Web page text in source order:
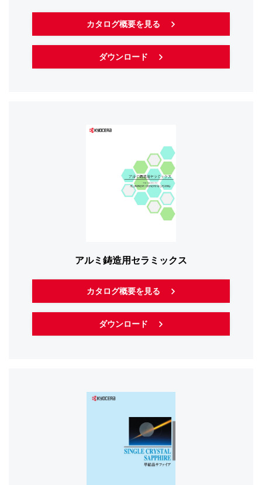
カタログ概要を見る
ダウンロード
アルミ鋳造用セラミックス
カタログ概要を見る
ダウンロード